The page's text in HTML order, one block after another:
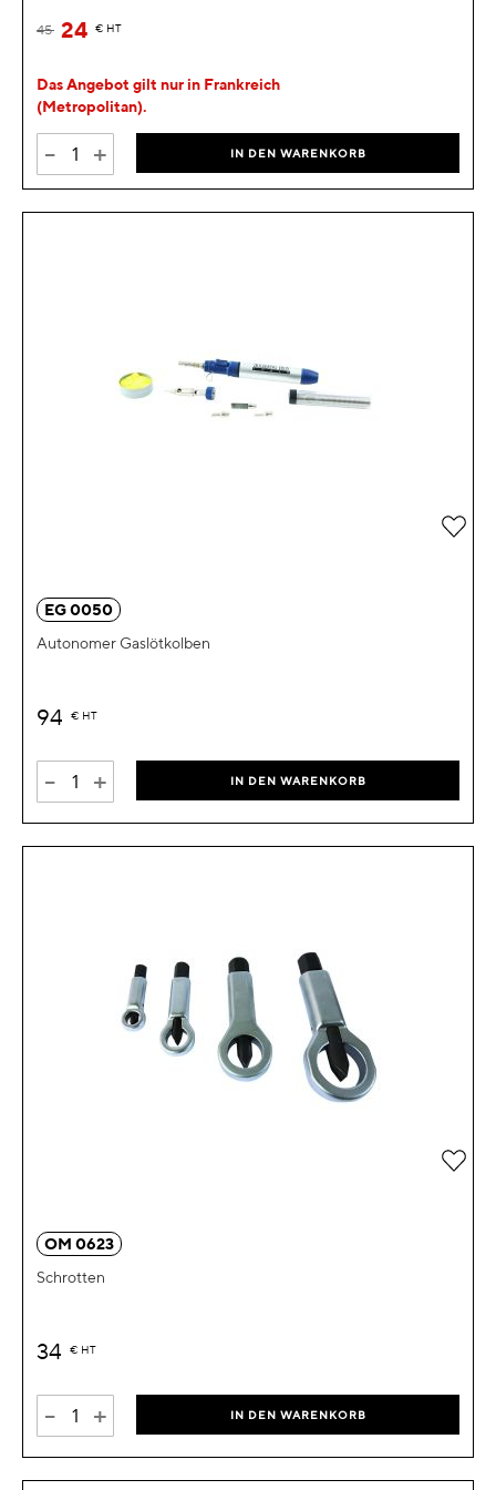
24 € HT
45
Das Angebot gilt nur in Frankreich
(Metropolitan).
- + IN DEN WARENKORB
EG 0050
Autonomer Gaslötkolben
94 € HT
- + IN DEN WARENKORB
Zur
OM 0623
Schrotten
34 € HT
- + IN DEN WARENKORB
Zur